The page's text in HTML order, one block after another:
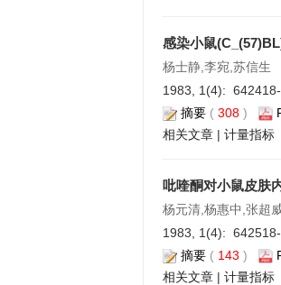
感染小鼠
杨士静,李宛,苏信生
1983, 1(4):
摘要 ( 308 )
相关文章 | 计量指标
吡喹酮对小鼠皮肤
杨元清,杨惠中,张超
1983, 1(4):
摘要 ( 143 )
相关文章 | 计量指标